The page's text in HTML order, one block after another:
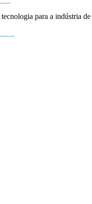
para a indústria de